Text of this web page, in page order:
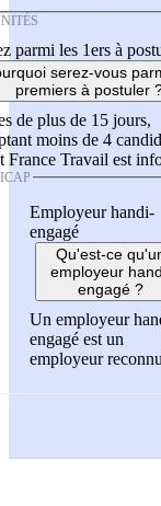
parmi les 1ers à
serez-vous
premiers à postuler
de plus de 15 jours,
moins de 4
France Travail est
Employeur handi-
engagé
Qu'est-ce
employeur
engagé ?
Un employeur
engagé est un
employeur